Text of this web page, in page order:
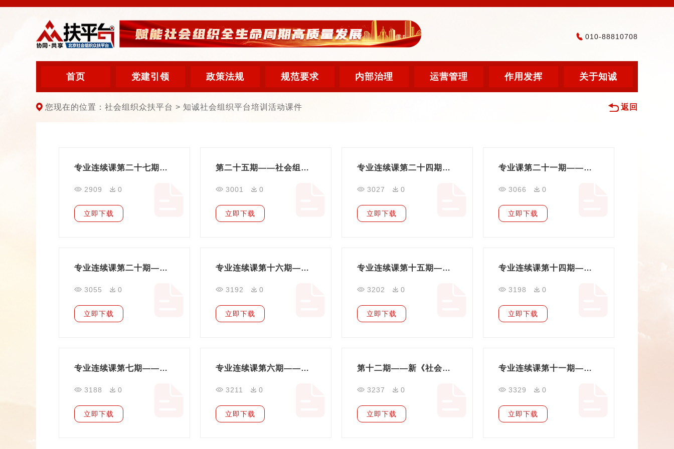
010-88810708
首页 党建引领 政策法规 规范要求 内部治理 运营管理 作用发挥 关于知诚
您现在的位置：社会组织众扶平台 > 知诚社会组织平台培训活动课件 返回
专业连续课第二十七期——社会组织内部治理相关制度要点讲解
2909 0
立即下载
第二十五期——社会组织财务管理制度要点
3001 0
立即下载
专业连续课第二十四期——能够为社会组织保驾护航的制度概述讲解
3027 0
立即下载
专业课第二十一期——社会服务机构换届要点
3066 0
立即下载
专业连续课第二十期——社会团体换届合规要点
3055 0
立即下载
专业连续课第十六期——北京市社会组织新规解读
3192 0
立即下载
专业连续课第十五期——北京市社会服务机构等级评估指标下如何做好规范化要点
3202 0
立即下载
专业连续课第十四期——北京市社会团体等级评估下如何做好规范化
3198 0
立即下载
专业连续课第七期——税费制度分析解读
3188 0
立即下载
专业连续课第六期——企业所得税汇算清缴
3211 0
立即下载
第十二期——新《社会组织评估管理办法》要点讲解
3237 0
立即下载
专业连续课第十一期——北京市社会服务机构年检填报要点讲解专题交流活动
3329 0
立即下载